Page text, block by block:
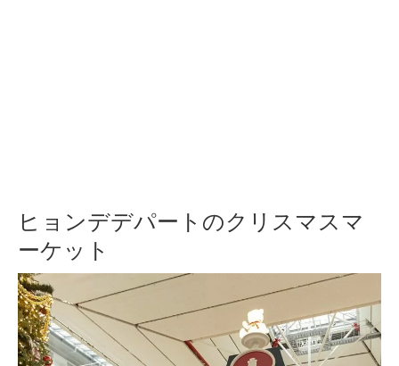
ヒョンデデパートのクリスマスマ
ーケット